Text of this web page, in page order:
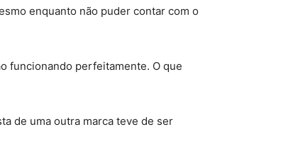
enquanto não puder contar com o
funcionando perfeitamente. O que
de uma outra marca teve de ser